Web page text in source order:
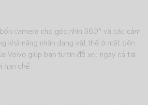
camera cho góc nhìn 360° và các cảm
khả năng nhận dạng vật thể ở mặt bên
Volvo giúp bạn tự tin đỗ xe, ngay cả tại
hạn chế.